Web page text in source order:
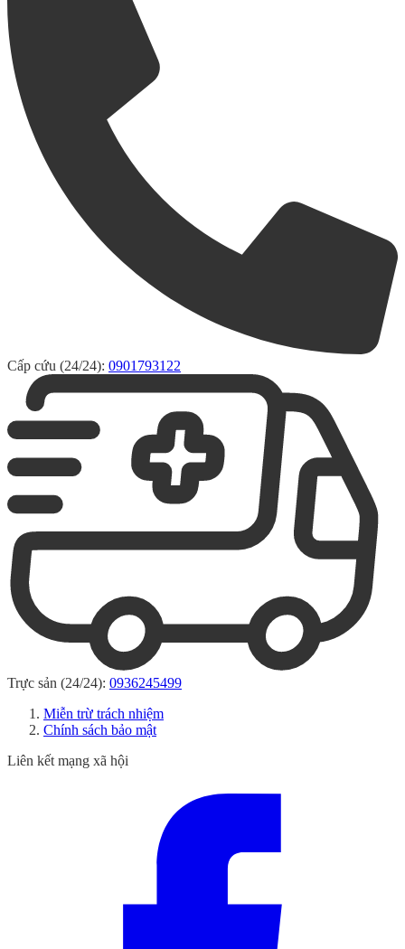
Cấp cứu (24/24): 0901793122
Trực sản (24/24): 0936245499
Miễn trừ trách nhiệm
Chính sách bảo mật
Liên kết mạng xã hội